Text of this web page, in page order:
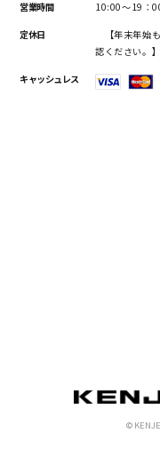
営業時間 10:00～19：
定休日
【年末年始
認ください。】
キャッシュレス
©